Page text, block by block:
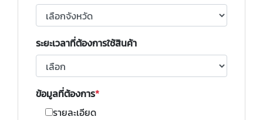
ระยะเวลาที่ต้องการใช้สินค้า
ข้อมูลที่ต้องการ
รายละเอียด